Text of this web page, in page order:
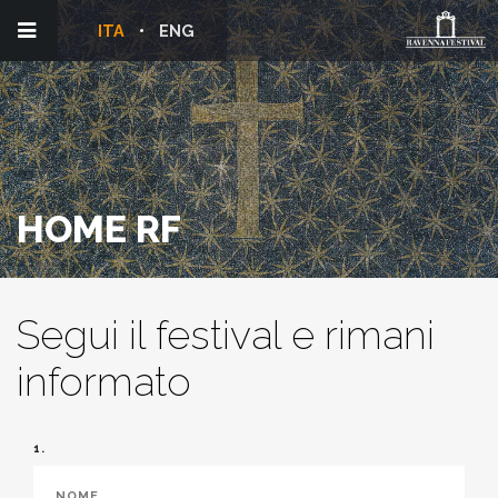
ENG
ITA
HOME RF
Segui il festival e rimani
informato
1.